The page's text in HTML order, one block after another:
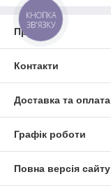
Про нас
Контакти
Доставка та оплата
Графік роботи
Повна версія сайту
КНОПКА
ЗВ'ЯЗКУ